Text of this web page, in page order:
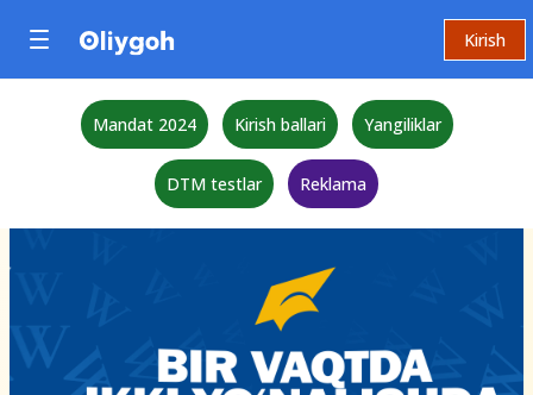
Kirish
Mandat 2024 Kirish ballari Yangiliklar
DTM testlar Reklama